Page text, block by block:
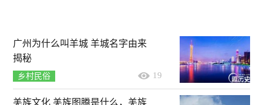
广州为什么叫羊城 羊城名字由来
揭秘
乡村民俗 19
羌族文化 羌族图腾是什么，羌族